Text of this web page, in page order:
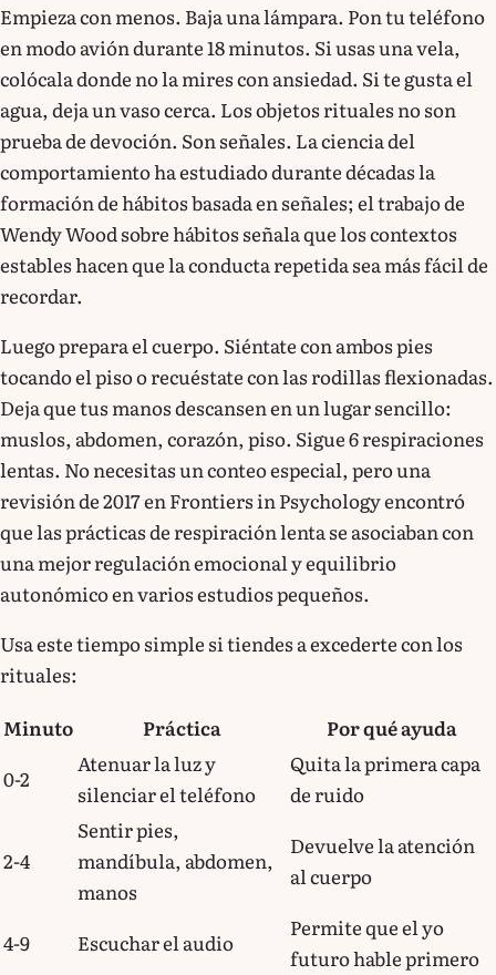
Empieza con menos. Baja una lámpara. Pon tu teléfono
en modo avión durante 18 minutos. Si usas una vela,
colócala donde no la mires con ansiedad. Si te gusta el
agua, deja un vaso cerca. Los objetos rituales no son
prueba de devoción. Son señales. La ciencia del
comportamiento ha estudiado durante décadas la
formación de hábitos basada en señales; el trabajo de
Wendy Wood sobre hábitos señala que los contextos
estables hacen que la conducta repetida sea más fácil de
recordar.
Luego prepara el cuerpo. Siéntate con ambos pies
tocando el piso o recuéstate con las rodillas flexionadas.
Deja que tus manos descansen en un lugar sencillo:
muslos, abdomen, corazón, piso. Sigue 6 respiraciones
lentas. No necesitas un conteo especial, pero una
revisión de 2017 en Frontiers in Psychology encontró
que las prácticas de respiración lenta se asociaban con
una mejor regulación emocional y equilibrio
autonómico en varios estudios pequeños.
Usa este tiempo simple si tiendes a excederte con los
rituales:
Minuto
Práctica
Por qué ayuda
0-2
Atenuar la luz y
silenciar el teléfono
Quita la primera capa
de ruido
2-4
Sentir pies,
mandíbula, abdomen,
manos
Devuelve la atención
al cuerpo
4-9 Escuchar el audio
Permite que el yo
futuro hable primero